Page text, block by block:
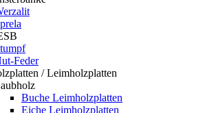
Feder
/ Leimholzplatten
Buche Leimholzplatten
Eiche Leimholzplatten